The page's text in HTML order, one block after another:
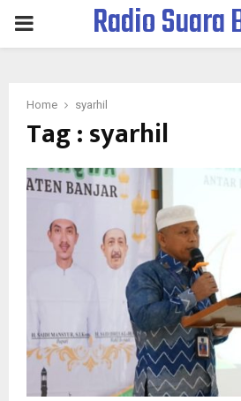
PRIMARYRadio Suara
Home syarhil
Tag : syarhil